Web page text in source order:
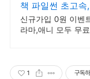
책 파일썬 초고
보기!
신규가입 0원 이벤
라마,애니 모두 무
1 구독